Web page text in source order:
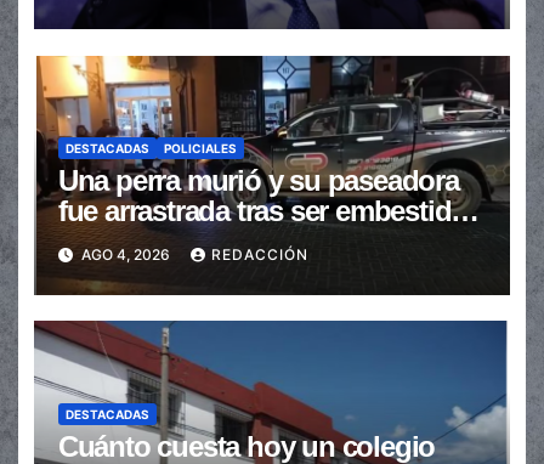
DESTACADAS POLICIALES
Una perra murió y su paseadora
fue arrastrada tras ser embestidas
en la senda peatonal
AGO 4, 2026 REDACCIÓN
DESTACADAS
Cuánto cuesta hoy un colegio